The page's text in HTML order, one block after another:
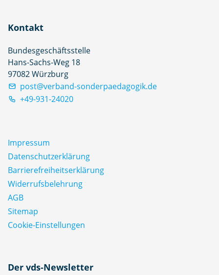
Kontakt
Bundesgeschäftsstelle
Hans-Sachs-Weg 18
97082 Würzburg
post@verband-sonderpaedagogik.de
+49-931-24020
Impressum
Datenschutz­erklärung
Barrierefreiheitserklärung
Widerrufsbelehrung
AGB
Sitemap
Cookie-Einstellungen
Der vds-Newsletter
N